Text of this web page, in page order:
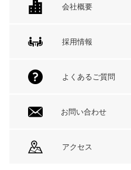
会社概要
採用情報
よくあるご質問
お問い合わせ
アクセス